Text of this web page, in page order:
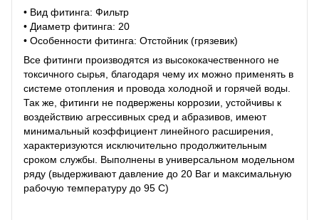
• Вид фитинга: Фильтр
• Диаметр фитинга: 20
• Особенности фитинга: Отстойник (грязевик)
Все фитинги производятся из высококачественного не
токсичного сырья, благодаря чему их можно применять в
системе отопления и провода холодной и горячей воды.
Так же, фитинги не подвержены коррозии, устойчивы к
воздействию агрессивных сред и абразивов, имеют
минимальный коэффициент линейного расширения,
характеризуются исключительно продолжительным
сроком службы. Выполнены в универсальном модельном
ряду (выдерживают давление до 20 Bar и максимальную
рабочую температуру до 95 C)